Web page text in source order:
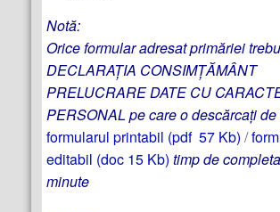
Notă:
Orice formular adresat primăriei
DECLARAȚIA CONSIMȚĂMÂNT
PRELUCRARE DATE CU
PERSONAL pe care o descărcați de
formularul printabil (pdf 57 Kb) /
editabil (doc 15 Kb) timp de
minute